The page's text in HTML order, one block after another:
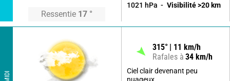
Ressentie 17 °
1021 hPa Visibilité >20 km
315° 11 km/h
Rafales à 34 km/h
Ciel clair devenant peu